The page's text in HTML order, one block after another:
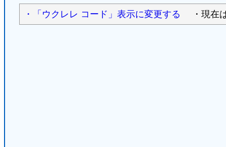
・「ウクレレ コード」表示に変更する ・現在